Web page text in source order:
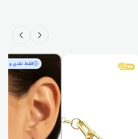
فقط‌ نقدی و کم‌اجرت